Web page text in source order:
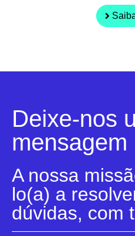
Deixe-nos
mensagem
A nossa
lo(a) a
dúvidas, com